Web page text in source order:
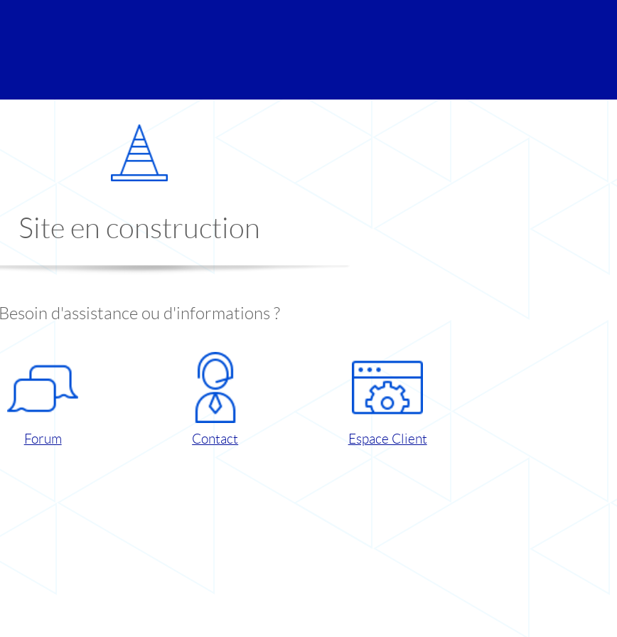
Site en construction
Besoin d'assistance ou d'informations ?
Forum Contact Espace Client